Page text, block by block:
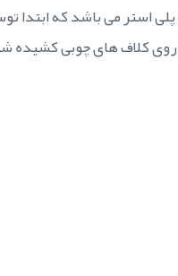
استر می باشد که
روی کلاف های چوبی